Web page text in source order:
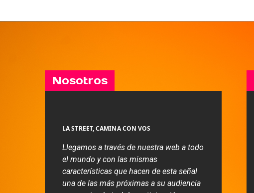
Nosotros
LA STREET, CAMINA CON VOS
Llegamos a través de nuestra web a todo
el mundo y con las mismas
características que hacen de esta señal
una de las más próximas a su audiencia